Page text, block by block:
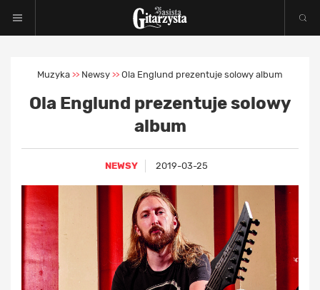
Muzyka >> Newsy >> Ola Englund prezentuje solowy album
Ola Englund prezentuje solowy
album
NEWSY 2019-03-25